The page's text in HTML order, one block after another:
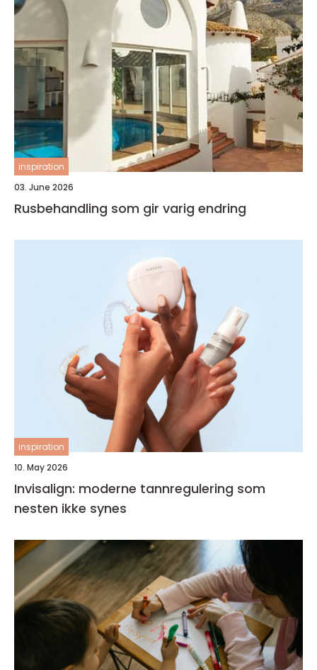
inspiration
03. June 2026
Rusbehandling som gir varig endring
inspiration
10. May 2026
Invisalign: moderne tannregulering som
nesten ikke synes